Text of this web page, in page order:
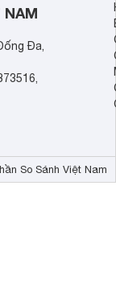
NAM
Đa,
So Sánh Việt Nam